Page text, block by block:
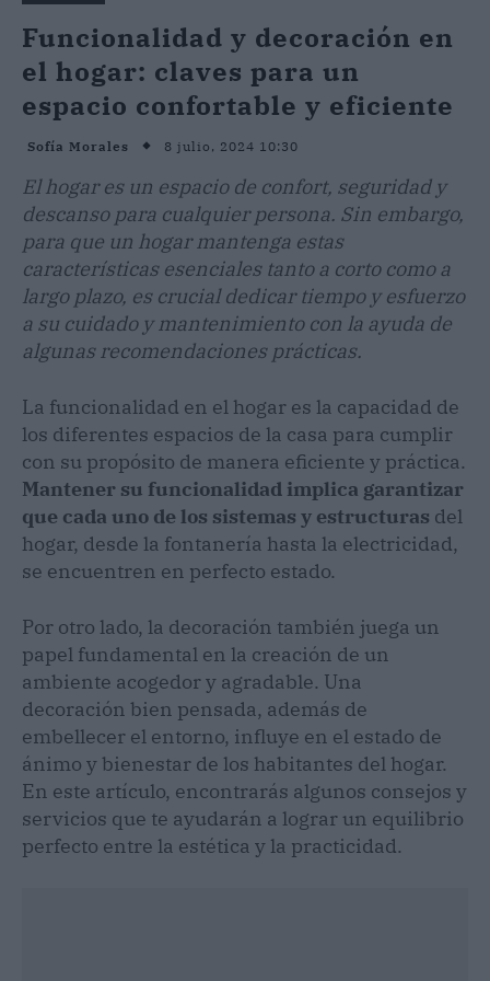
Funcionalidad y decoración en
el hogar: claves para un
espacio confortable y eficiente
Sofía Morales 8 julio, 2024 10:30
El hogar es un espacio de confort, seguridad y
descanso para cualquier persona. Sin embargo,
para que un hogar mantenga estas
características esenciales tanto a corto como a
largo plazo, es crucial dedicar tiempo y esfuerzo
a su cuidado y mantenimiento con la ayuda de
algunas recomendaciones prácticas.
La funcionalidad en el hogar es la capacidad de
los diferentes espacios de la casa para cumplir
con su propósito de manera eficiente y práctica.
Mantener su funcionalidad implica garantizar
que cada uno de los sistemas y estructuras del
hogar, desde la fontanería hasta la electricidad,
se encuentren en perfecto estado.
Por otro lado, la decoración también juega un
papel fundamental en la creación de un
ambiente acogedor y agradable. Una
decoración bien pensada, además de
embellecer el entorno, influye en el estado de
ánimo y bienestar de los habitantes del hogar.
En este artículo, encontrarás algunos consejos y
servicios que te ayudarán a lograr un equilibrio
perfecto entre la estética y la practicidad.